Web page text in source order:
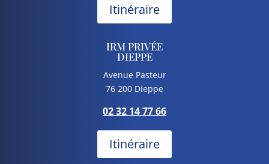
Itinéraire
IRM PRIVÉE
DIEPPE
Avenue Pasteur
76 200 Dieppe
02 32 14 77 66
Itinéraire